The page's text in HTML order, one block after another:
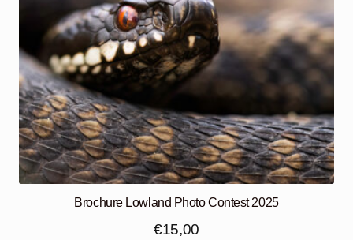
Brochure Lowland Photo Contest 2025
€15,00